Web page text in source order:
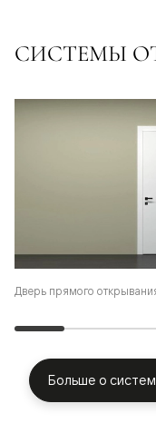
СИСТЕМЫ
Дверь прямого
Больше о